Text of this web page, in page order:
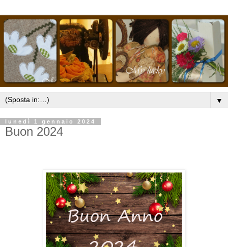
▼
lunedì 1 gennaio 2024
Buon 2024